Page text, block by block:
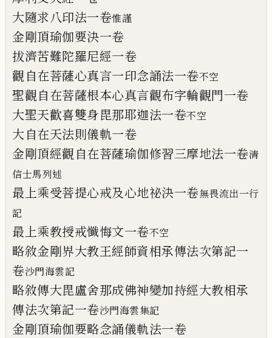
大隨求八印法一卷惟謹
金剛頂瑜伽要決一卷
拔濟苦難陀羅尼經一卷
觀自在菩薩心真言一印念誦法一卷不空
聖觀自在菩薩根本心真言觀布字輪觀門一卷
大聖天歡喜雙身毘那耶迦法一卷不空
大自在天法則儀軌一卷
金剛頂經觀自在菩薩瑜伽修習三摩地法一卷清
信士馬列述
最上乘受菩提心戒及心地祕決一卷無畏流出一行
記
最上乘教授戒懺悔文一卷不空
略敘金剛界大教王經師資相承傳法次第記一
卷沙門海雲記
略敘傳大毘盧舍那成佛神變加持經大教相承
傳法次第記一卷沙門海雲集記
金剛頂瑜伽要略念誦儀軌法一卷